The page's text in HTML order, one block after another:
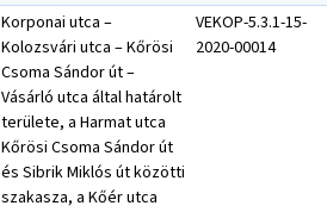
Korponai utca –
Kolozsvári utca – Kőrösi
Csoma Sándor út –
Vásárló utca által határolt
területe, a Harmat utca
Kőrösi Csoma Sándor út
és Sibrik Miklós út közötti
szakasza, a Kőér utca
VEKOP-5.3.1-15-
2020-00014